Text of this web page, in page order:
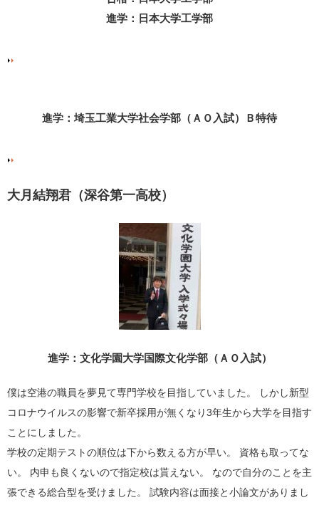
進学：日本大学工学部
進学：埼玉工業大学社会学部（ＡＯ入試）Ｂ特待
大月結翔君（深谷第一高校）
進学：文化学園大学国際文化学部（ＡＯ入試）
僕は空港の職員を夢見て専門学校を目指していました。 しかし新型
コロナウイルスの影響で新卒採用が無くなり3年生から大学を目指す
ことにしました。
学校の定期テストの順位は下から数える方が早い。 資格も取ってな
い。 内申も良くないので指定校は貰えない。 なので自分のことを主
張できる総合型を受けました。 試験内容は面接と小論文がありまし